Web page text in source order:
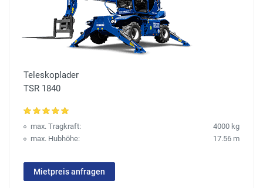
Teleskoplader
TSR 1840
max. Tragkraft:
4000 kg
max. Hubhöhe:
17.56 m
Mietpreis anfragen